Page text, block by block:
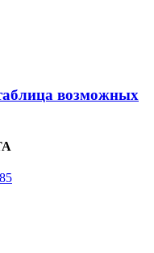
возможных